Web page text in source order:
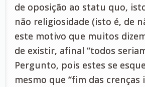
de oposição ao statu quo,
não religiosidade (isto é, de
este motivo que muitos
de existir, afinal “todos
Pergunto, pois estes se
mesmo que “fim das crenças